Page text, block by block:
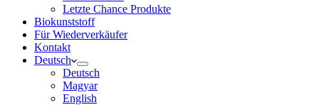
Letzte Chance Produkte
Biokunststoff
Für Wiederverkäufer
Kontakt
Deutsch
Deutsch
Magyar
English